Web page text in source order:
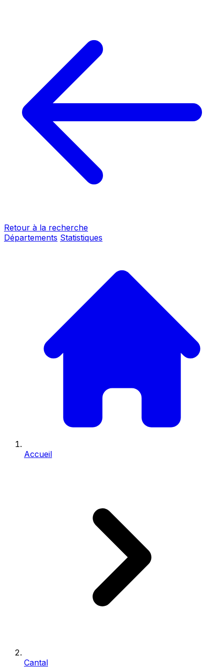
Retour à la recherche
Départements Statistiques
Accueil
Cantal